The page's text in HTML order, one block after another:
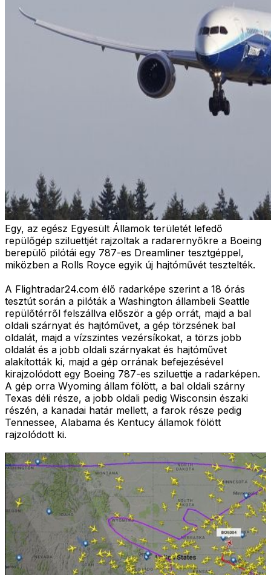
Egy, az egész Egyesült Államok területét lefedő
repülőgép sziluettjét rajzoltak a radarernyőkre a Boeing
berepülő pilótái egy 787-es Dreamliner tesztgéppel,
miközben a Rolls Royce egyik új hajtóművét tesztelték.
A Flightradar24.com élő radarképe szerint a 18 órás
tesztút során a pilóták a Washington állambeli Seattle
repülőtérről felszállva először a gép orrát, majd a bal
oldali szárnyat és hajtóművet, a gép törzsének bal
oldalát, majd a vízszintes vezérsíkokat, a törzs jobb
oldalát és a jobb oldali szárnyakat és hajtóművet
alakították ki, majd a gép orrának befejezésével
kirajzolódott egy Boeing 787-es sziluettje a radarképen.
A gép orra Wyoming állam fölött, a bal oldali szárny
Texas déli része, a jobb oldali pedig Wisconsin északi
részén, a kanadai határ mellett, a farok része pedig
Tennessee, Alabama és Kentucy államok fölött
rajzolódott ki.